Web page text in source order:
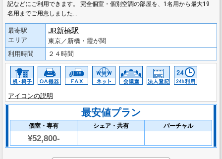
記などにご利用できます。 完全個室・個別空調の部屋を、1名用から最大19
名用までご用意しました…
最寄駅
エリア
JR新橋駅
東京／新橋・霞が関
利用時間
２４時間
アイコンの説明
最安値プラン
個室・専有 シェア・共有 バーチャル
¥52,800-